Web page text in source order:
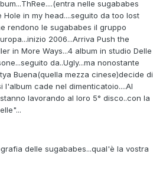
nelle sugababes
Hole in my head....seguito da too lost
rendono le sugababes il gruppo
2006...Arriva Push the
in More Ways...4 album in studio Delle
da..Ugly...ma nonostante
Buena(quella mezza cinese)decide di
l'album cade nel dimenticatoio....Al
lavorando al loro 5° disco..con la
delle sugababes...qual'è la vostra